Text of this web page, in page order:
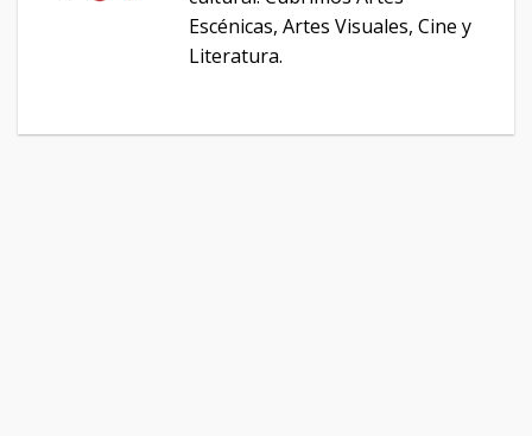
Escénicas, Artes Visuales, Cine y
Literatura.